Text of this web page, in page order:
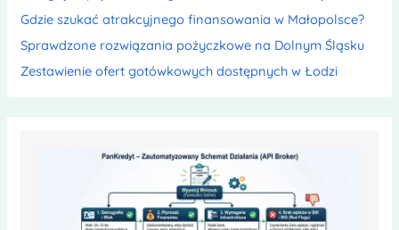
Gdzie szukać atrakcyjnego finansowania w Małopolsce?
Sprawdzone rozwiązania pożyczkowe na Dolnym Śląsku
Zestawienie ofert gotówkowych dostępnych w Łodzi